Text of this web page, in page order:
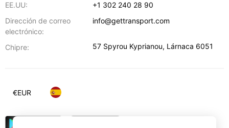
EE.UU:
+1 302 240 28 90
Dirección de correo
electrónico:
info@gettransport.com
Chipre: 57 Spyrou Kyprianou, Lárnaca 6051
€EUR